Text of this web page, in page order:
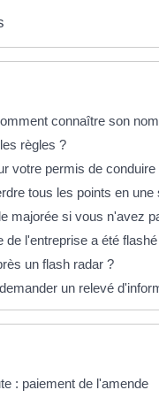
connaître son
règles ?
votre permis de conduire
tous les points en une
majorée si vous n'avez
de l'entreprise a été
un flash radar ?
un relevé
: paiement de l'amende